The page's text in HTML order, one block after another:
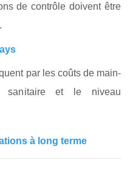
de contrôle doivent être
par les coûts de main-
sanitaire et le niveau
à long terme